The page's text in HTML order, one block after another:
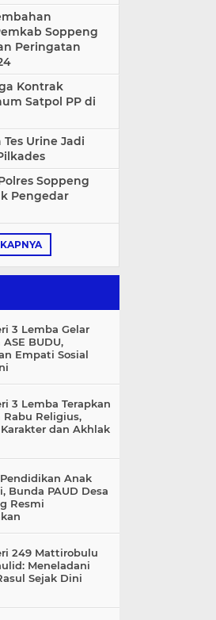
Soppeng
Peringatan
Kontrak
Satpol PP di
Urine Jadi
Soppeng
Pengedar
3 Lemba Gelar
BUDU,
Empati Sosial
3 Lemba Terapkan
Rabu Religius,
dan Akhlak
Anak
Bunda PAUD Desa
Resmi
249 Mattirobulu
Meneladani
Sejak Dini